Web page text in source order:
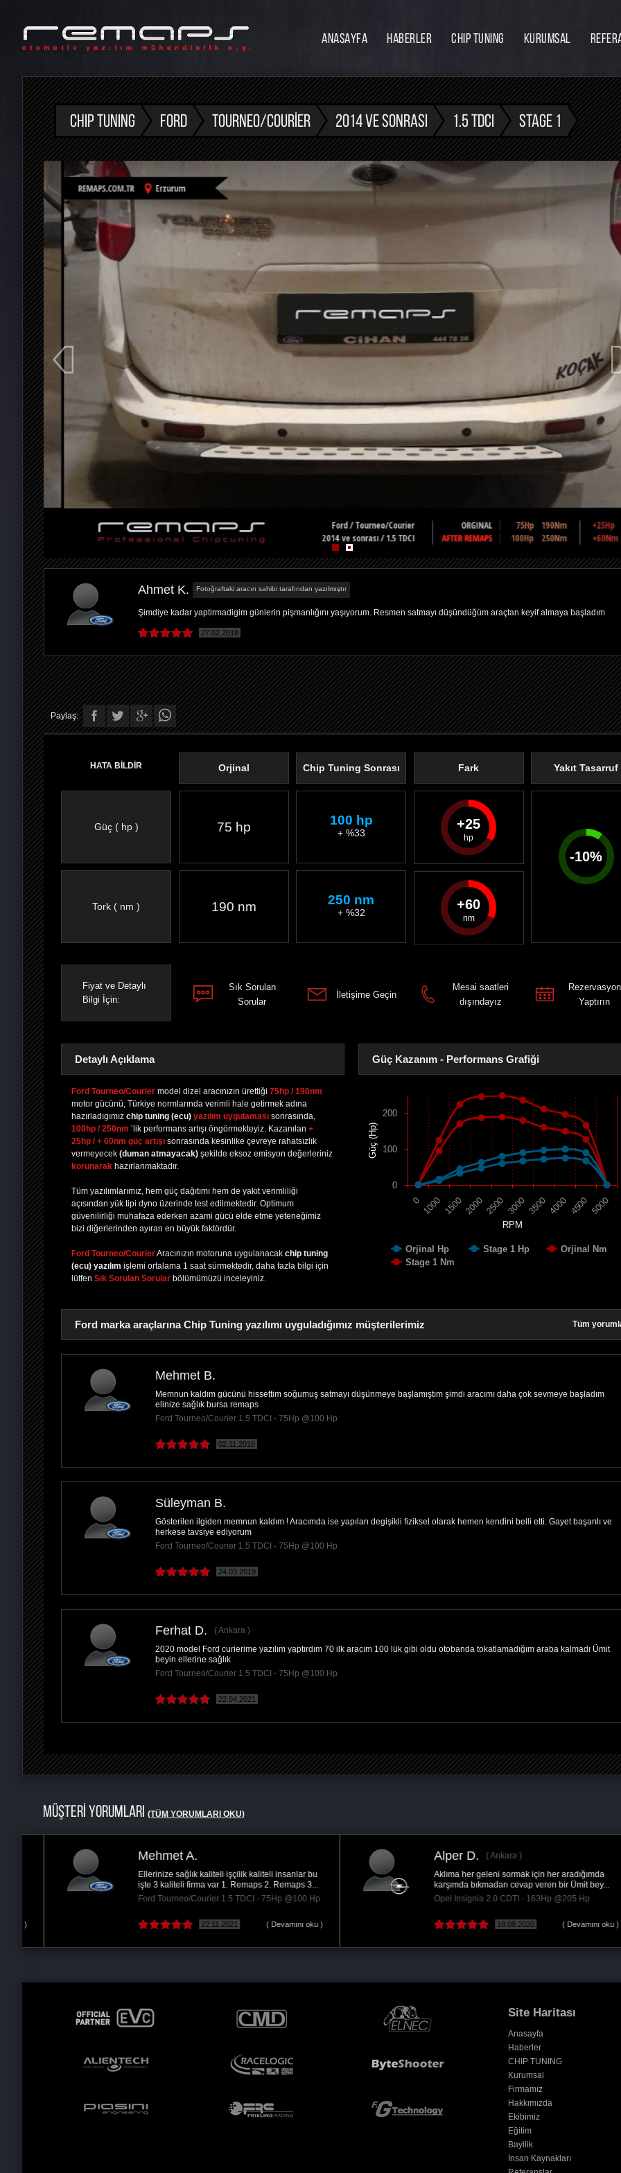
ANASAYFA HABERLER CHIP TUNING KURUMSAL
CHIP TUNING FORD TOURNEO/COURIER 2014 VE SONRASI 1.5 TDCI STAGE 1
Ahmet K. Fotoğraftaki aracın sahibi tarafından yazılmıştır
Şimdiye kadar yaptirmadigim günlerin pişmanlığını yaşıyorum. Resmen satmayı düşündüğüm araçtan keyif almaya başladım
27.02.2018
Paylaş:
PAYLAŞPAYLAŞPLUS'TA
PAYLAŞ
PAYLAŞ
HATA BİLDİR
Güç ( hp )
Tork ( nm )
Orjinal
75 hp
190 nm
Chip Tuning Sonrası
100 hp
+ %33
250 nm
+ %32
Fark
25
60
Yakıt Tasarruf
-10%
Fiyat ve Detaylı
Bilgi İçin:
Sık Sorulan
Sorular
İletişime Geçin
Mesai saatleri
dışındayız
Rezervasyon
Yaptırın
Detaylı Açıklama
Ford Tourneo/Courier model dizel aracınızın ürettiği 75hp / 190nm
motor gücünü, Türkiye normlarında verimli hale getirmek adına
hazırladıgımız chip tuning (ecu) yazılım uygulaması sonrasında,
100hp / 250nm ’lik performans artışı öngörmekteyiz. Kazanılan +
25hp / + 60nm güç artışı sonrasında kesinlike çevreye rahatsızlık
vermeyecek (duman atmayacak) şekilde eksoz emisyon değerleriniz
korunarak hazırlanmaktadır.
Tüm yazılımlarımız, hem güç dağıtımı hem de yakıt verimliliği
açısından yük tipi dyno üzerinde test edilmektedir. Optimum
güvenilirliği muhafaza ederken azami gücü elde etme yeteneğimiz
bizi diğerlerinden ayıran en büyük faktördür.
Ford Tourneo/CourierAracınızın motoruna uygulanacak chip tuning
(ecu) yazılım işlemi ortalama 1 saat sürmektedir, daha fazla bilgi için
lütfen Sık Sorulan Sorular bölümümüzü inceleyiniz.
Güç Kazanım - Performans Grafiği
RPM
Güç (Hp)
Orjinal Hp Stage 1 Hp
Orjinal Nm
Stage 1 Nm
0 1000 150020002500 30003500 4000 4500 5000
0
100
200
Ford marka araçlarına Chip Tuning yazılımı uyguladığımız müşterilerimiz Tüm
Mehmet B.
Memnun kaldım gücünü hissettim soğumuş satmayı düşünmeye başlamıştım şimdi aracımı daha çok sevmeye başladım
elinize sağlık bursa remaps
Ford Tourneo/Courier 1.5 TDCI - 75Hp @100 Hp
02.11.2018
Süleyman B.
Gösterilen ilgiden memnun kaldım ! Aracımda ise yapılan degişikli fiziksel olarak hemen kendini belli etti. Gayet başarılı ve
herkese tavsiye ediyorum
Ford Tourneo/Courier 1.5 TDCI - 75Hp @100 Hp
24.03.2019
Ferhat D.
Ankara
2020 model Ford curierime yazılım yaptırdım 70 ilk aracım 100 lük gibi oldu otobanda tokatlamadığım araba kalmadı Ümit
beyin ellerine sağlık
Ford Tourneo/Courier 1.5 TDCI - 75Hp @100 Hp
22.04.2021
MÜŞTERİ YORUMLARI (TÜM YORUMLARI OKU)
Mehmet A.
Ellerinize sağlık kaliteli işçilik kaliteli insanlar bu
işte 3 kaliteli firma var 1. Remaps 2. Remaps 3...
Ford Tourneo/Courier 1.5 TDCI - 75Hp @100 Hp
22.11.2021 ( Devamını oku )
Alper D.
Ankara
Aklıma her geleni sormak için her aradığımda
karşımda bıkmadan cevap veren bir Ümit bey...
Opel Insignia 2.0 CDTI - 163Hp @205 Hp
18.08.2020 ( Devamını oku )
Site Haritası
Anasayfa
Haberler
CHIP TUNING
Kurumsal
Firmamız
Hakkımızda
Ekibimiz
Eğitim
Bayilik
İnsan Kaynakları